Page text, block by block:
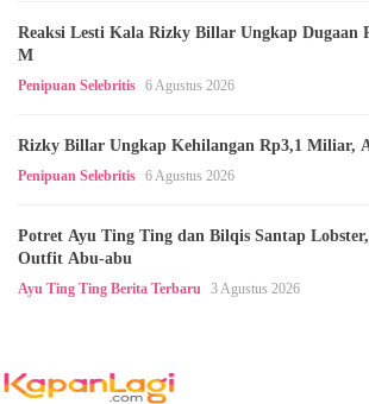
Reaksi Lesti Kala Rizky Billar Ungkap Dugaan
M
Penipuan Selebritis 6 Agustus 2026
Rizky Billar Ungkap Kehilangan Rp3,1 Miliar,
Penipuan Selebritis 6 Agustus 2026
Potret Ayu Ting Ting dan Bilqis Santap
Outfit Abu-abu
Ayu Ting Ting Berita Terbaru 3 Agustus 2026